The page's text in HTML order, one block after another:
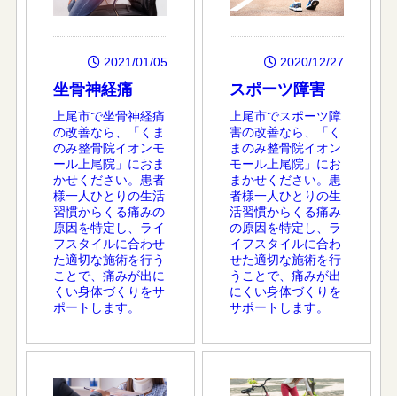
2021/01/05
坐骨神経痛
上尾市で坐骨神経痛
の改善なら、「くま
のみ整骨院イオンモ
ール上尾院」におま
かせください。患者
様一人ひとりの生活
習慣からくる痛みの
原因を特定し、ライ
フスタイルに合わせ
た適切な施術を行う
ことで、痛みが出に
くい身体づくりをサ
ポートします。
2020/12/27
スポーツ障害
上尾市でスポーツ障
害の改善なら、「く
まのみ整骨院イオン
モール上尾院」にお
まかせください。患
者様一人ひとりの生
活習慣からくる痛み
の原因を特定し、ラ
イフスタイルに合わ
せた適切な施術を行
うことで、痛みが出
にくい身体づくりを
サポートします。